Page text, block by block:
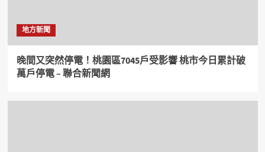
地方新聞
晚間又突然停電！桃園區7045戶受影響 桃市今日累計破
萬戶停電 – 聯合新聞網